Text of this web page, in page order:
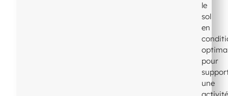
le
sol
en
pour
une